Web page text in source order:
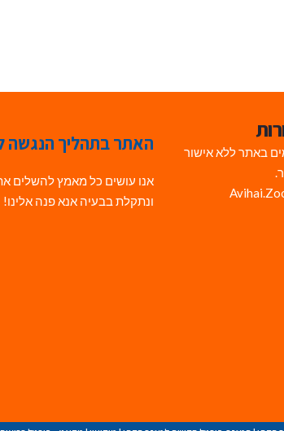
באתר ללא אישור
האתר בתהליך הנגשה
אנו עושים כל מאמץ להשלים
ונתקלת בבעיה אנא פנה אלינו!